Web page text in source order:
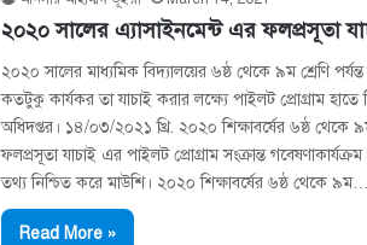
২০২০ সালের এ্যাসাইনমেন্ট এর ফলপ্রসূতা
২০২০ সালের মাধ্যমিক বিদ্যালয়ের ৬ষ্ঠ থেকে ৯ম শ্রেণি পর্যন্ত
কতটুকু কার্যকর তা যাচাই করার লক্ষ্যে পাইলট প্রোগ্রাম হাতে
অধিদপ্তর। ১৪/০৩/২০২১ খ্রি. ২০২০ শিক্ষাবর্ষের ৬ষ্ঠ থেকে
ফলপ্রসূতা যাচাই এর পাইলট প্রােগ্রাম সংক্রান্ত
তথ্য নিশ্চিত করে মাউশি। ২০২০ শিক্ষাবর্ষের ৬ষ্ঠ থেকে ৯ম…
Read More »